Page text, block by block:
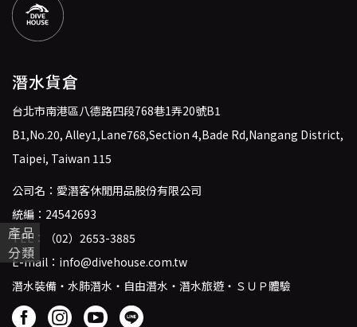
產品
分類
潛水貨倉
台北市南港區八德路四段768巷1弄20號B1
B1,No.20, Alley1,Lane768,Section 4,Bade Rd,Nangang District,
Taipei, Taiwan 115
公司名：愛潛客休閒用品股份有限公司
統編：24542693
TEL：
（02）2653-3885
E-mail： info@divehouse.com.tw
潛水裝備・水肺潛水・自由潛水・潛水旅遊・ＳＵＰ體驗